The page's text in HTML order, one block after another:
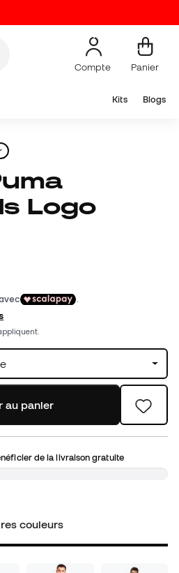
Compte Panier
Kits Blogs
Logo
au panier
de la livraison gratuite
couleurs